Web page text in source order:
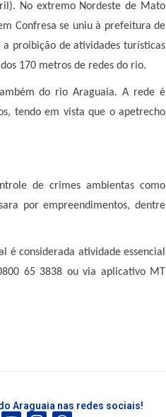
No extremo Nordeste de Mato
Confresa se uniu à prefeitura de
proibição de atividades turísticas
170 metros de redes do rio.
do rio Araguaia. A rede é
tendo em vista que o apetrecho
de crimes ambientas como
por empreendimentos, dentre
é considerada atividade essencial
65 3838 ou via aplicativo MT
Araguaia nas redes sociais!